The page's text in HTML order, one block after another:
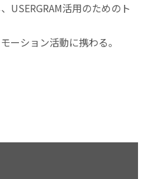
USERGRAM活用のためのト
ーション活動に携わる。